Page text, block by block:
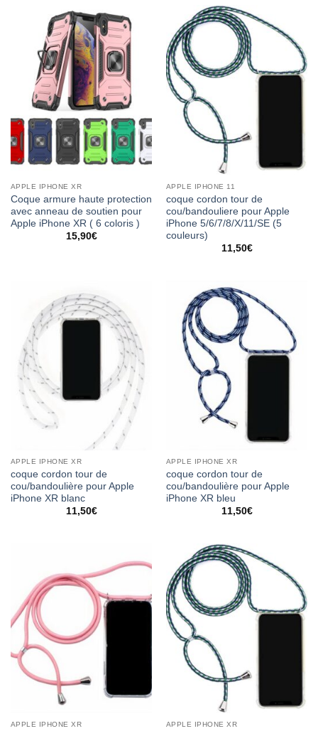
APPLE IPHONE XR
Coque armure haute protection
avec anneau de soutien pour
Apple iPhone XR ( 6 coloris )
15,90€
APPLE IPHONE 11
coque cordon tour de
cou/bandouliere pour Apple
iPhone 5/6/7/8/X/11/SE (5
couleurs)
11,50€
APPLE IPHONE XR
coque cordon tour de
cou/bandoulière pour Apple
iPhone XR blanc
11,50€
APPLE IPHONE XR
coque cordon tour de
cou/bandoulière pour Apple
iPhone XR bleu
11,50€
APPLE IPHONE XR APPLE IPHONE XR